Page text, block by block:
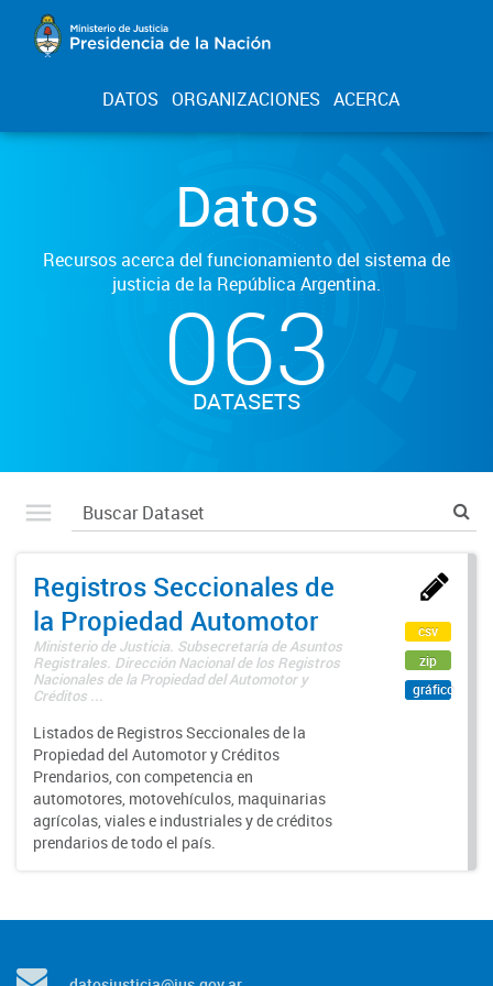
DATOS ORGANIZACIONES ACERCA
Datos
Recursos acerca del funcionamiento del sistema de
justicia de la República Argentina.
063
DATASETS
Registros Seccionales de
la Propiedad Automotor
Ministerio de Justicia. Subsecretaría de Asuntos
Registrales. Dirección Nacional de los Registros
Nacionales de la Propiedad del Automotor y
Créditos ...
Listados de Registros Seccionales de la
Propiedad del Automotor y Créditos
Prendarios, con competencia en
automotores, motovehículos, maquinarias
agrícolas, viales e industriales y de créditos
prendarios de todo el país.
csv
zip
gráfico